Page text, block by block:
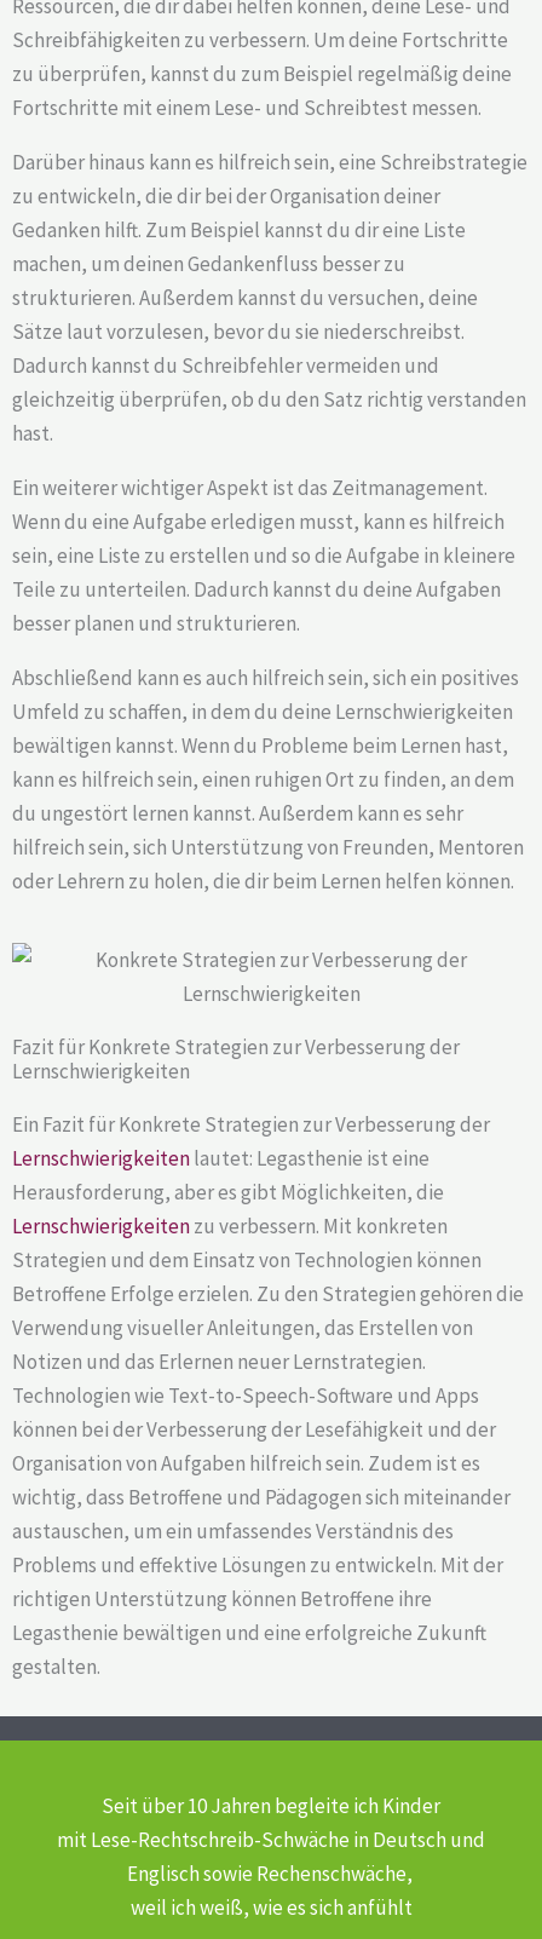
Ressourcen, die dir dabei helfen können, deine Lese- und
Schreibfähigkeiten zu verbessern. Um deine Fortschritte
zu überprüfen, kannst du zum Beispiel regelmäßig deine
Fortschritte mit einem Lese- und Schreibtest messen.
Darüber hinaus kann es hilfreich sein, eine Schreibstrategie
zu entwickeln, die dir bei der Organisation deiner
Gedanken hilft. Zum Beispiel kannst du dir eine Liste
machen, um deinen Gedankenfluss besser zu
strukturieren. Außerdem kannst du versuchen, deine
Sätze laut vorzulesen, bevor du sie niederschreibst.
Dadurch kannst du Schreibfehler vermeiden und
gleichzeitig überprüfen, ob du den Satz richtig verstanden
hast.
Ein weiterer wichtiger Aspekt ist das Zeitmanagement.
Wenn du eine Aufgabe erledigen musst, kann es hilfreich
sein, eine Liste zu erstellen und so die Aufgabe in kleinere
Teile zu unterteilen. Dadurch kannst du deine Aufgaben
besser planen und strukturieren.
Abschließend kann es auch hilfreich sein, sich ein positives
Umfeld zu schaffen, in dem du deine Lernschwierigkeiten
bewältigen kannst. Wenn du Probleme beim Lernen hast,
kann es hilfreich sein, einen ruhigen Ort zu finden, an dem
du ungestört lernen kannst. Außerdem kann es sehr
hilfreich sein, sich Unterstützung von Freunden, Mentoren
oder Lehrern zu holen, die dir beim Lernen helfen können.
Fazit für Konkrete Strategien zur Verbesserung der
Lernschwierigkeiten
Ein Fazit für Konkrete Strategien zur Verbesserung der
Lernschwierigkeitenlautet: Legasthenie ist eine
Herausforderung, aber es gibt Möglichkeiten, die
Lernschwierigkeitenzu verbessern. Mit konkreten
Strategien und dem Einsatz von Technologien können
Betroffene Erfolge erzielen. Zu den Strategien gehören die
Verwendung visueller Anleitungen, das Erstellen von
Notizen und das Erlernen neuer Lernstrategien.
Technologien wie Text-to-Speech-Software und Apps
können bei der Verbesserung der Lesefähigkeit und der
Organisation von Aufgaben hilfreich sein. Zudem ist es
wichtig, dass Betroffene und Pädagogen sich miteinander
austauschen, um ein umfassendes Verständnis des
Problems und effektive Lösungen zu entwickeln. Mit der
richtigen Unterstützung können Betroffene ihre
Legasthenie bewältigen und eine erfolgreiche Zukunft
gestalten.
Seit über 10 Jahren begleite ich Kinder
mit Lese-Rechtschreib-Schwächein Deutsch und
Englisch sowie Rechenschwäche,
weil ich weiß, wie es sich anfühlt